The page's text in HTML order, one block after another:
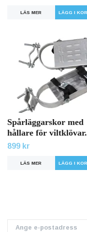
LÄS MER
Spårläggarskor med
hållare för viltklövar.
899 kr
LÄS MER